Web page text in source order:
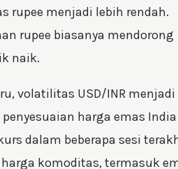
rupee menjadi lebih rendah.
rupee biasanya mendorong
naik.
volatilitas USD/INR menjadi
harga emas India
dalam beberapa sesi
komoditas, termasuk